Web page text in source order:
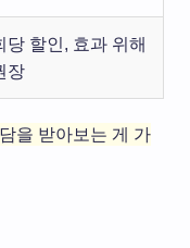
당 할인, 효과 위해
장
을 받아보는 게 가